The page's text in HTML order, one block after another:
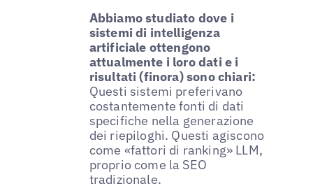
Abbiamo studiato dove i
sistemi di intelligenza
artificiale ottengono
attualmente i loro dati e i
risultati (finora) sono chiari:
Questi sistemi preferivano
costantemente fonti di dati
specifiche nella generazione
dei riepiloghi. Questi agiscono
come «fattori di ranking» LLM,
proprio come la SEO
tradizionale.